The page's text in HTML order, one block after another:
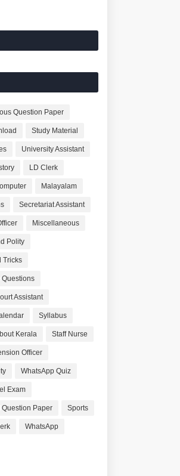
Question Paper
Study Material
University Assistant
LD Clerk
Malayalam
Secretariat Assistant
Miscellaneous
Polity
Tricks
Questions
Assistant
Syllabus
Kerala Staff Nurse
Officer
WhatsApp Quiz
Exam
Question Paper Sports
WhatsApp